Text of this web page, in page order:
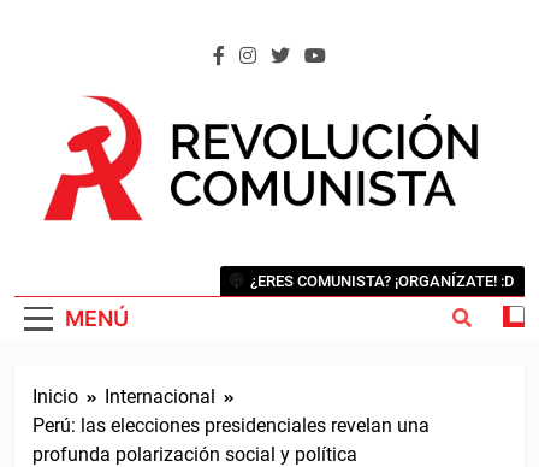
MENÚ
¿ERES COMUNISTA? ¡ORGANÍZATE! :D
Inicio
Internacional
Perú: las elecciones presidenciales revelan una
profunda polarización social y política